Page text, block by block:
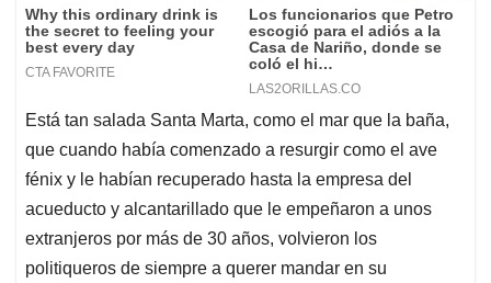
Está tan salada Santa Marta, como el mar que la baña,
que cuando había comenzado a resurgir como el ave
fénix y le habían recuperado hasta la empresa del
acueducto y alcantarillado que le empeñaron a unos
extranjeros por más de 30 años, volvieron los
politiqueros de siempre a querer mandar en su